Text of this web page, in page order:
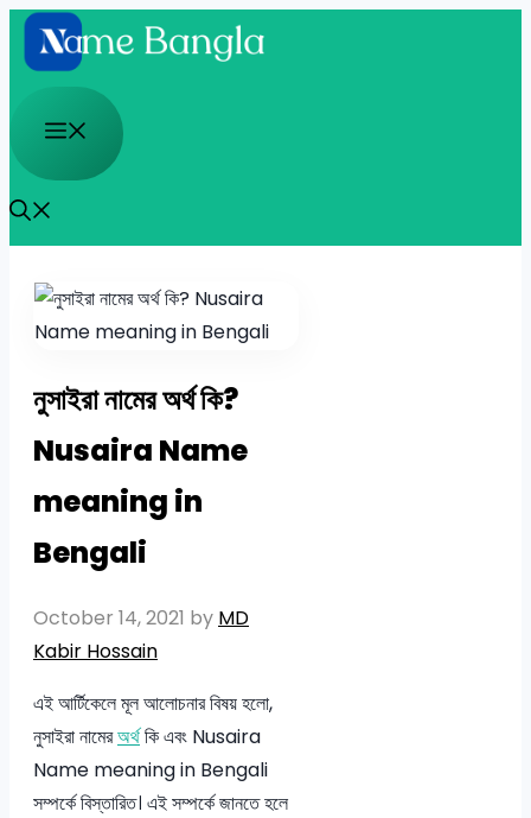
Skip
to
content
Menu
নুসাইরা নামের অর্থ কি?
Nusaira Name
meaning in
Bengali
October 14, 2021 by MD
Kabir Hossain
এই আর্টিকেলে মূল আলোচনার বিষয় হলো,
নুসাইরা নামেরঅর্থকি এবং Nusaira
Name meaning in Bengali
সম্পর্কে বিস্তারিত। এই সম্পর্কে জানতে হলে